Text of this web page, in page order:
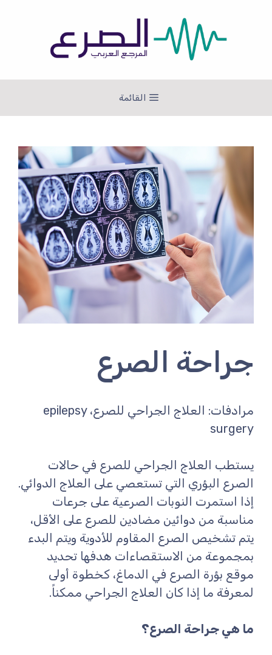
القائمة
جراحة الصرع
مرادفات: العلاج الجراحي للصرع، epilepsy
surgery
يستطب العلاج الجراحي للصرع في حالات
الصرع البؤري التي تستعصي على العلاج الدوائي.
إذا استمرت النوبات الصرعية على جرعات
مناسبة من دوائين مضادين للصرع على الأقل،
يتم تشخيص الصرع المقاوم للأدوية ويتم البدء
بمجموعة من الاستقصاءات هدفها تحديد
موقع بؤرة الصرع في الدماغ، كخطوة أولى
لمعرفة ما إذا كان العلاج الجراحي ممكناً.
ما هي جراحة الصرع؟